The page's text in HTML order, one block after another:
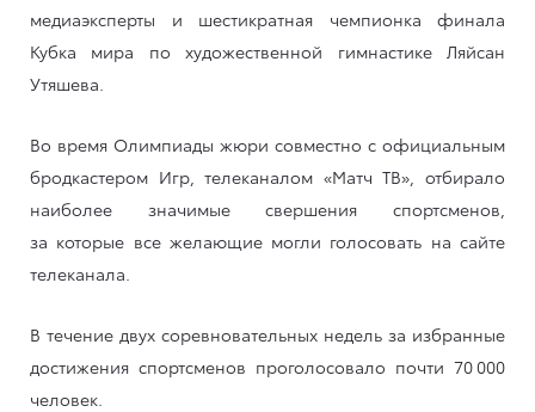
медиаэксперты и шестикратная чемпионка финала
Кубка мира по художественной гимнастике Ляйсан
Утяшева.
Во время Олимпиады жюри совместно с официальным
бродкастером Игр, телеканалом «Матч ТВ», отбирало
наиболее значимые свершения спортсменов,
за которые все желающие могли голосовать на сайте
телеканала.
В течение двух соревновательных недель за избранные
достижения спортсменов проголосовало почти 70 000
человек.